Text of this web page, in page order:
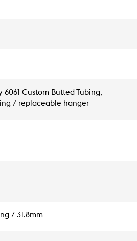
Custom Butted Tubing,
/ replaceable hanger
/ 31.8mm